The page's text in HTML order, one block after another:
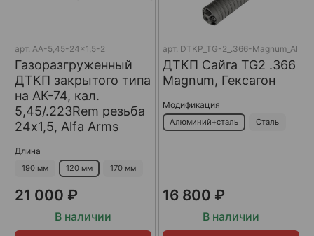
арт. AA-5,45-24x1,5-2
Газоразгруженный
ДТКП закрытого типа
на АК-74, кал.
5,45/.223Rem резьба
24х1,5, Alfa Arms
Длина
190 мм 120 мм 170 мм
21 000 ₽
В наличии
арт. DTKP_TG-2_.366-Magnum_Al
ДТКП Сайга TG2 .366
Magnum, Гексагон
Модификация
Алюминий+сталь Сталь
16 800 ₽
В наличии